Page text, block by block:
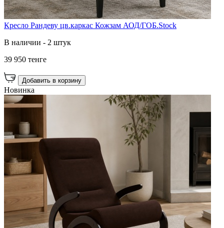
Кресло Рандеву цв.каркас Кожзам АОД/ГОБ.Stock
В наличии - 2 штук
39 950 тенге
Добавить в корзину
Новинка